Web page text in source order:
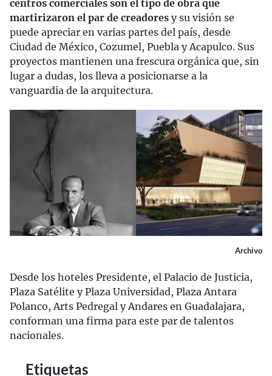
centros comerciales son el tipo de obra que
martirizaron el par de creadores y su visión se
puede apreciar en varias partes del país, desde
Ciudad de México, Cozumel, Puebla y Acapulco. Sus
proyectos mantienen una frescura orgánica que, sin
lugar a dudas, los lleva a posicionarse a la
vanguardia de la arquitectura.
Archivo
Desde los hoteles Presidente, el Palacio de Justicia,
Plaza Satélite y Plaza Universidad, Plaza Antara
Polanco, Arts Pedregal y Andares en Guadalajara,
conforman una firma para este par de talentos
nacionales.
Etiquetas